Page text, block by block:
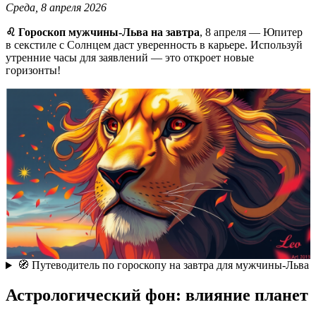
Среда, 8 апреля 2026
♌️ Гороскоп мужчины-Льва на завтра, 8 апреля — Юпитер
в секстиле с Солнцем даст уверенность в карьере. Используй
утренние часы для заявлений — это откроет новые
горизонты!
🧭 Путеводитель по гороскопу на завтра для мужчины-Льва
Астрологический фон: влияние планет